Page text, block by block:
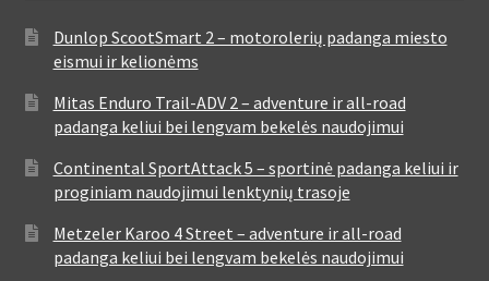
Dunlop ScootSmart 2 – motorolerių padanga miesto
eismui ir kelionėms
Mitas Enduro Trail-ADV 2 – adventure ir all-road
padanga keliui bei lengvam bekelės naudojimui
Continental SportAttack 5 – sportinė padanga keliui ir
proginiam naudojimui lenktynių trasoje
Metzeler Karoo 4 Street – adventure ir all-road
padanga keliui bei lengvam bekelės naudojimui